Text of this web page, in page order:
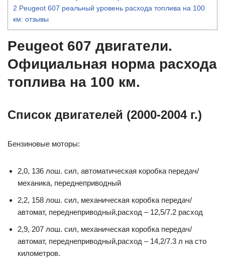
2 Peugeot 607 реальный уровень расхода топлива на 100
км: отзывы
Peugeot 607 двигатели.
Официальная норма расхода
топлива на 100 км.
Список двигателей (2000-2004 г.)
Бензиновые моторы:
2,0, 136 лош. сил, автоматическая коробка передач/
механика, переднеприводный
2,2, 158 лош. сил, механическая коробка передач/
автомат, переднеприводный,расход – 12,5/7.2 расход
2,9, 207 лош. сил, механическая коробка передач/
автомат, переднеприводный,расход – 14,2/7.3 л на сто
километров.